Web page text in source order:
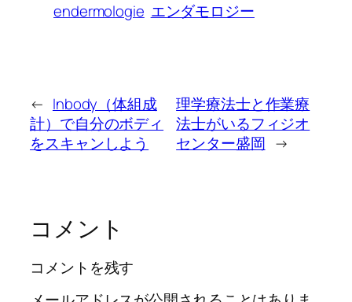
endermologie エンダモロジー
← Inbody（体組成
計）で自分のボディ
をスキャンしよう
理学療法士と作業療
法士がいるフィジオ
センター盛岡 →
コメント
コメントを残す